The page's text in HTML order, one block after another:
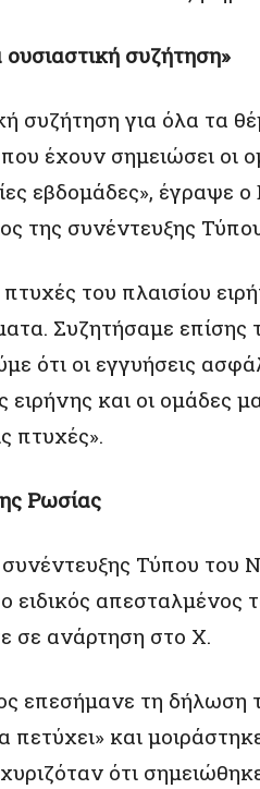
ουσιαστική συζήτηση»
συζήτηση για όλα τα
έχουν σημειώσει οι
εβδομάδες», έγραψε ο
της συνέντευξης
του πλαισίου
Συζητήσαμε επίσης
ότι οι εγγυήσεις
ειρήνης και οι ομάδες
πτυχές».
Ρωσίας
Τύπου του
ειδικός απεσταλμένος
σε ανάρτηση στο X.
επεσήμανε τη δήλωση
πετύχει» και
ότι